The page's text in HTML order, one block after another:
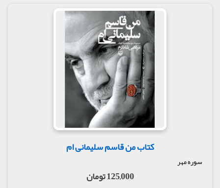
کتاب من قاسم سلیمانی ام
سوره مهر
125,000 تومان